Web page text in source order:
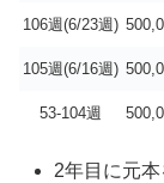
106週(6/23週)
105週(6/16週)
53-104週
2年目に元